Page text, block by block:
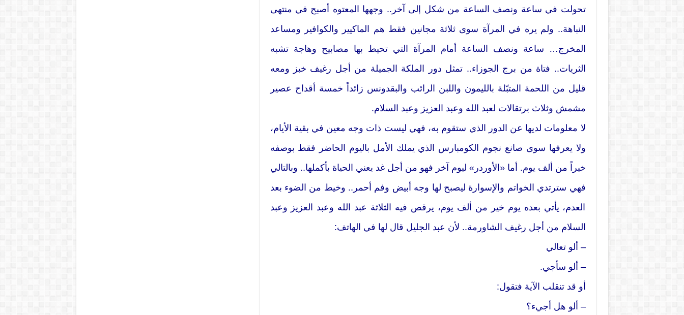
تحولت في ساعة ونصف الساعة من شكل إلى آخر.. وجهها المعتوه أصبح في منتهى
النباهة.. ولم يره في المرآة سوى ثلاثة مجانين فقط هم الماكيير والكوافير ومساعد
المخرج… ساعة ونصف الساعة أمام المرآة التي تحيط بها مصابيح وهاجة تشبه
الثريات.. فتاة من برج الجوزاء.. تمثل دور الملكة الجميلة من أجل رغيف خبز ومعه
قليل من اللحمة المتبّلة بالليمون واللبن الرائب والبقدونس زائداً خمسة أقداح عصير
مشمش وثلاث برتقالات لعبد الله وعبد العزيز وعبد السلام.
لا معلومات لديها عن الدور الذي ستقوم به، فهي ليست ذات وجه معين في بقية الأيام،
ولا يعرفها سوى صانع نجوم الكومبارس الذي يملك الأمل باليوم الحاضر فقط بوصفه
خيراً من ألف يوم. أما «الأوردر» ليوم آخر فهو من أجل غد يعني الحياة بأكملها.. وبالتالي
فهي سترتدي الخواتم والإسوارة ليصبح لها وجه أبيض وفم أحمر.. وخيط من الضوء بعد
العدم، يأتي بعده يوم خير من ألف يوم، يرقص فيه الثلاثة عبد الله وعبد العزيز وعبد
السلام من أجل رغيف الشاورمة.. لأن عبد الجليل قال لها في الهاتف:
– ألو تعالي
– ألو سأجي.
أو قد تنقلب الآية فتقول:
– ألو هل أجيء؟